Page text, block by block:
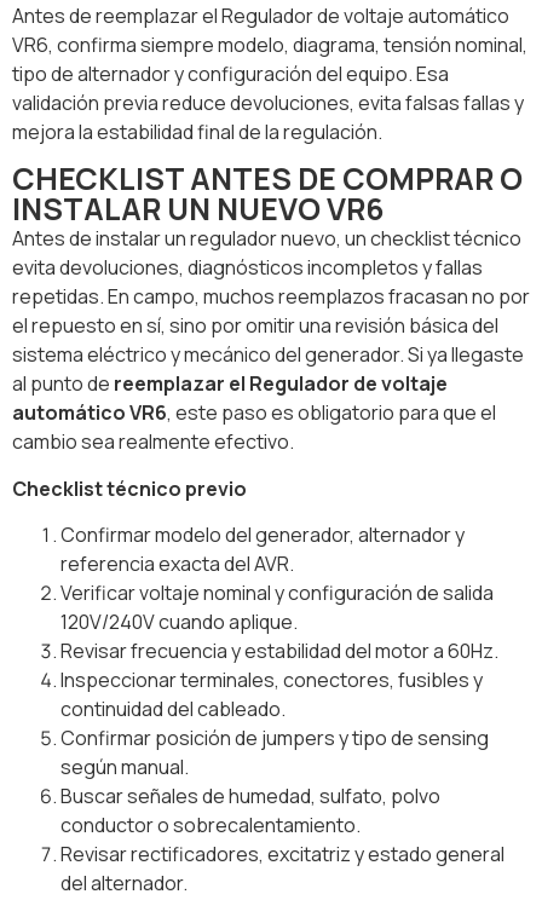
Antes de reemplazar el Regulador de voltaje automático
VR6, confirma siempre modelo, diagrama, tensión nominal,
tipo de alternador y configuración del equipo. Esa
validación previa reduce devoluciones, evita falsas fallas y
mejora la estabilidad final de la regulación.
CHECKLIST ANTES DE COMPRAR O
INSTALAR UN NUEVO VR6
Antes de instalar un regulador nuevo, un checklist técnico
evita devoluciones, diagnósticos incompletos y fallas
repetidas. En campo, muchos reemplazos fracasan no por
el repuesto en sí, sino por omitir una revisión básica del
sistema eléctrico y mecánico del generador. Si ya llegaste
al punto de reemplazar el Regulador de voltaje
automático VR6, este paso es obligatorio para que el
cambio sea realmente efectivo.
Checklist técnico previo
Confirmar modelo del generador, alternador y
referencia exacta del AVR.
Verificar voltaje nominal y configuración de salida
120V/240V cuando aplique.
Revisar frecuencia y estabilidad del motor a 60Hz.
Inspeccionar terminales, conectores, fusibles y
continuidad del cableado.
Confirmar posición de jumpers y tipo de sensing
según manual.
Buscar señales de humedad, sulfato, polvo
conductor o sobrecalentamiento.
Revisar rectificadores, excitatriz y estado general
del alternador.